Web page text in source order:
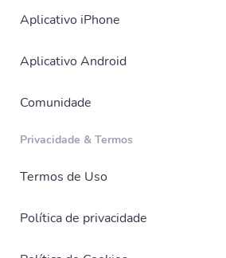
Aplicativo iPhone
Aplicativo Android
Comunidade
Privacidade & Termos
Termos de Uso
Política de privacidade